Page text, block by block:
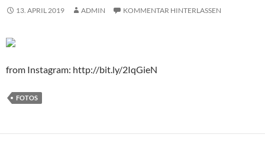
13. APRIL 2019 ADMIN KOMMENTAR HINTERLASSEN
from Instagram: http://bit.ly/2IqGieN
FOTOS